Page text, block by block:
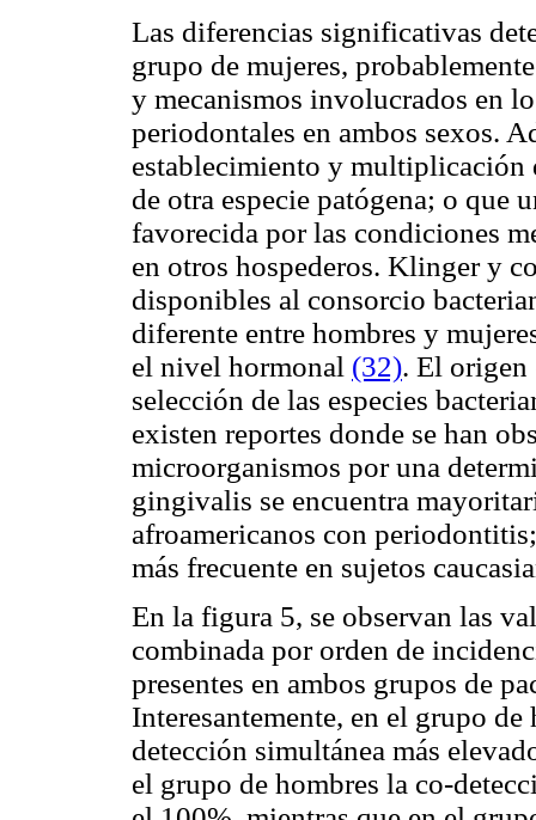
Las diferencias significativas
grupo de mujeres,
y mecanismos involucrados en
periodontales en ambos sexos.
establecimiento y multiplicación
de otra especie patógena; o que
favorecida por las condiciones
en otros hospederos. Klinger y
disponibles al consorcio
diferente entre hombres y
el nivel hormonal (32). El origen
selección de las especies
existen reportes donde se han
microorganismos por una
gingivalis se encuentra
afroamericanos con
más frecuente en sujetos
En la figura 5, se observan las
combinada por orden de
presentes en ambos grupos de
Interesantemente, en el grupo
detección simultánea más
el grupo de hombres la co-